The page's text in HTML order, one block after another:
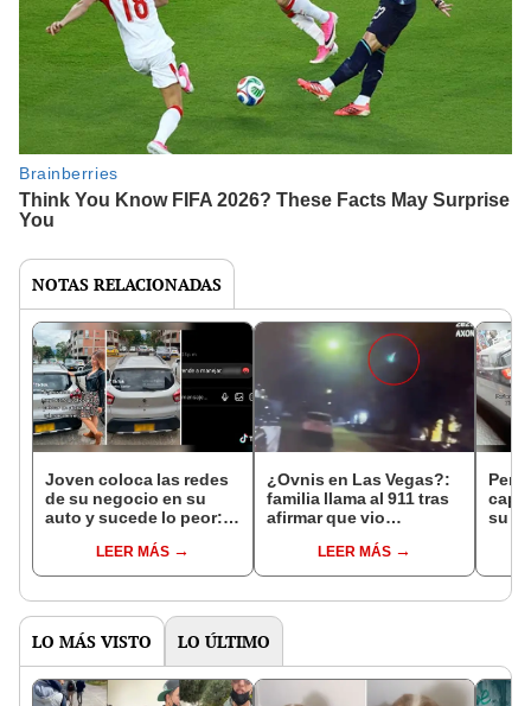
NOTAS RELACIONADAS
Joven coloca las redes
de su negocio en su
auto y sucede lo peor:
publicidad"
LEER MÁS
¿Ovnis en Las Vegas?:
familia llama al 911 tras
afirmar que vio
de su casaLEER MÁS
su
LO MÁS VISTO LO ÚLTIMO